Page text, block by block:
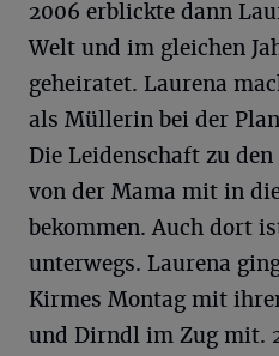
2006 erblickte dann
Welt und im gleichen
geheiratet. Laurena
als Müllerin bei der
Die Leidenschaft zu
von der Mama mit in
bekommen. Auch dort
unterwegs. Laurena
Kirmes Montag mit
und Dirndl im Zug mit.